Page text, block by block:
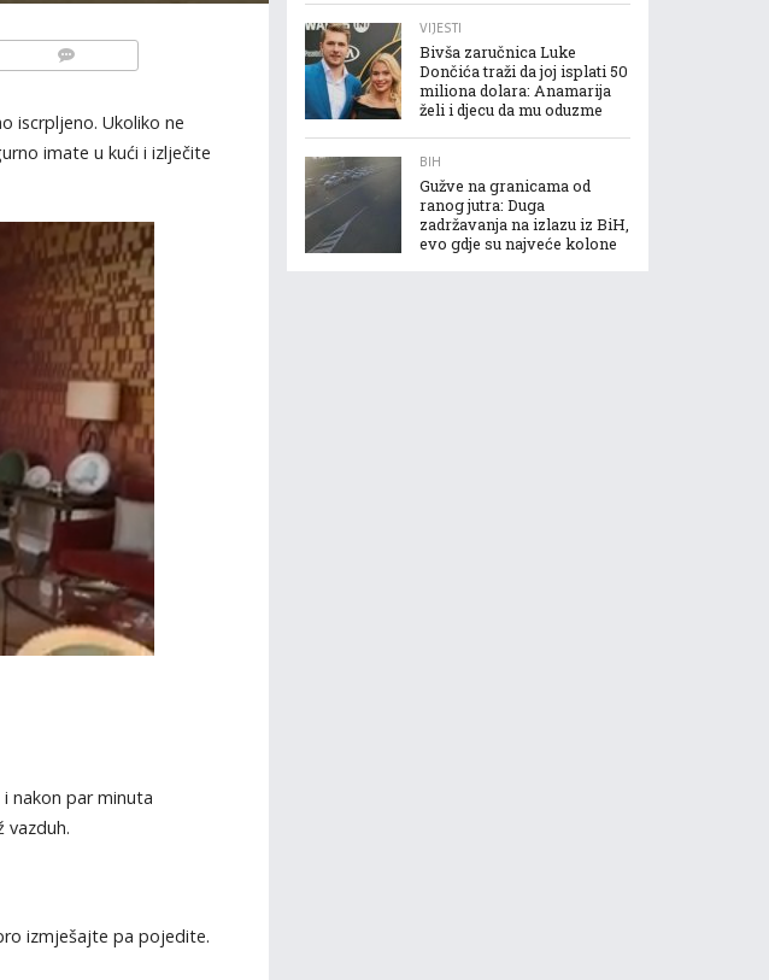
iscrpljeno. Ukoliko ne
imate u kući i izlječite
nakon par minuta
vazduh.
izmješajte pa pojedite.
VIJESTI
Bivša zaručnica Luke
Dončića traži da joj isplati 50
miliona dolara: Anamarija
želi i djecu da mu oduzme
BIH
Gužve na granicama od
ranog jutra: Duga
zadržavanja na izlazu iz BiH,
evo gdje su najveće kolone